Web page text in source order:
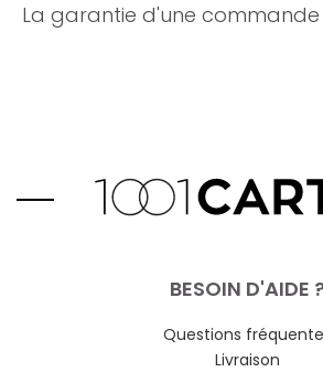
La garantie d'une commande
BESOIN D'AIDE
Questions
Livraison